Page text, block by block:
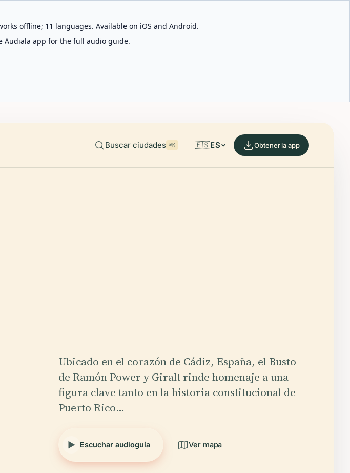
offline; 11 languages. Available on iOS and Android.
Audiala app for the full audio guide.
Buscar ciudades ⌘K 🇪🇸ES Obtener la app
Ubicado en el corazón de Cádiz, España, el Busto
de Ramón Power y Giralt rinde homenaje a una
figura clave tanto en la historia constitucional de
Puerto Rico…
Escuchar audioguía Ver mapa